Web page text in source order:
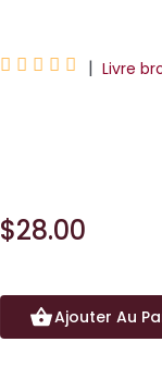
     | Livre
$28.00
Ajouter Au